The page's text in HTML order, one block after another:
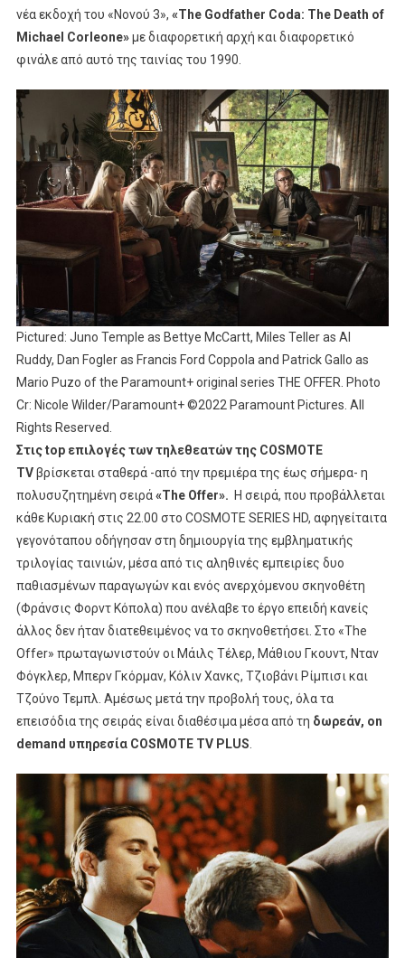
νέα εκδοχή του «Νονού 3», «The Godfather Coda: The Death of
Michael Corleone»με διαφορετική αρχή και διαφορετικό
φινάλε από αυτό της ταινίας του 1990.
Pictured: Juno Temple as Bettye McCartt, Miles Teller as Al
Ruddy, Dan Fogler as Francis Ford Coppola and Patrick Gallo as
Mario Puzo of the Paramount+ original series THE OFFER. Photo
Cr: Nicole Wilder/Paramount+ ©2022 Paramount Pictures. All
Rights Reserved.
Στιςtop επιλογές των τηλεθεατών της COSMOTE
TVβρίσκεται σταθερά -από την πρεμιέρα της έως σήμερα- η
πολυσυζητημένη σειρά«The Offer». Η σειρά, που προβάλλεται
κάθε Κυριακή στις 22.00 στο COSMOTE SERIES HD, αφηγείταιτα
γεγονόταπου οδήγησαν στη δημιουργία της εμβληματικής
τριλογίας ταινιών, μέσα από τις αληθινές εμπειρίες δυο
παθιασμένων παραγωγών και ενός ανερχόμενου σκηνοθέτη
(Φράνσις Φορντ Κόπολα) που ανέλαβε το έργο επειδή κανείς
άλλος δεν ήταν διατεθειμένος να το σκηνοθετήσει. Στο «The
Offer» πρωταγωνιστούν οι Μάιλς Τέλερ, Μάθιου Γκουντ, Νταν
Φόγκλερ, Μπερν Γκόρμαν, Κόλιν Χανκς, Τζιοβάνι Ρίμπισι και
Τζούνο Τεμπλ. Αμέσως μετά την προβολή τους, όλα τα
επεισόδια της σειράς είναι διαθέσιμα μέσα από τη δωρεάν, on
demand υπηρεσία COSMOTE TV PLUS.